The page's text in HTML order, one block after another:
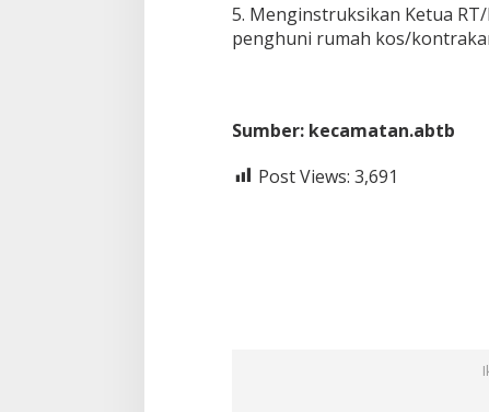
5. Menginstruksikan Ketua
penghuni rumah kos/
Sumber: kecamatan.abtb
Post Views: 3,691